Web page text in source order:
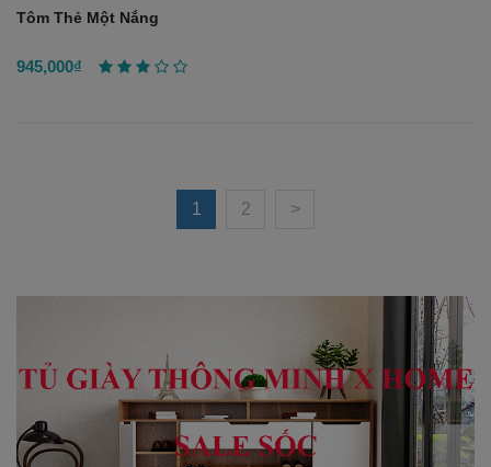
Tôm Thẻ Một Nắng
945,000₫
1 2 >